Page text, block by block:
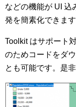
などの機能が UI 込
発を簡素化できます
Toolkit はサポート
のためコードをダ
とも可能です。是